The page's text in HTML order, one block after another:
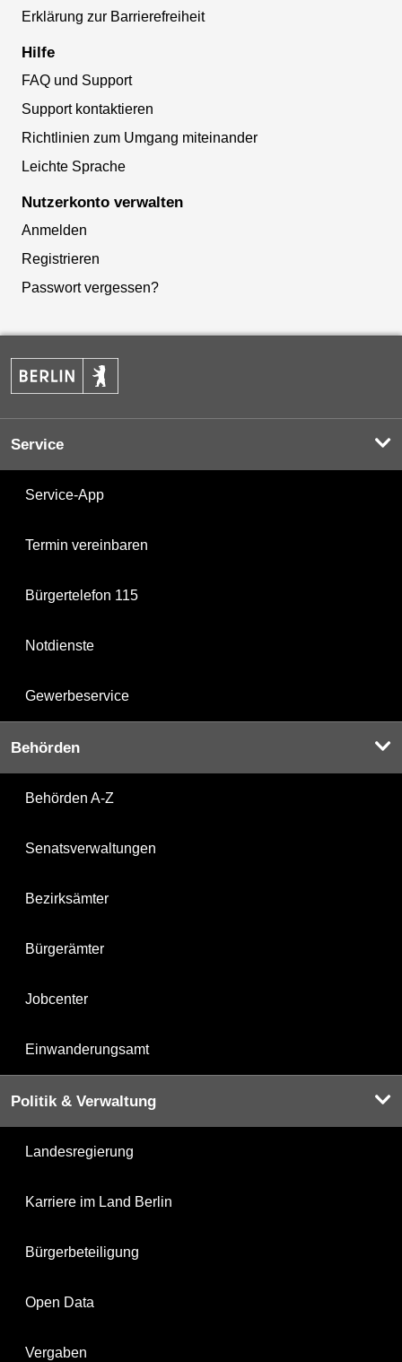
Erklärung zur Barrierefreiheit
Hilfe
FAQ und Support
Support kontaktieren
Richtlinien zum Umgang miteinander
Leichte Sprache
Nutzerkonto verwalten
Anmelden
Registrieren
Passwort vergessen?
Service
Service-App
Termin vereinbaren
Bürgertelefon 115
Notdienste
Gewerbeservice
Behörden
Behörden A-Z
Senatsverwaltungen
Bezirksämter
Bürgerämter
Jobcenter
Einwanderungsamt
Politik & Verwaltung
Landesregierung
Karriere im Land Berlin
Bürgerbeteiligung
Open Data
Vergaben